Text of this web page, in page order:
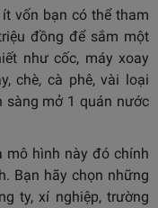
vốn bạn có thể tham
đồng để sắm một
như cốc, máy xoay
chè, cà phê, vài loại
sàng mở 1 quán nước
mô hình này đó chính
Bạn hãy chọn những
ty, xí nghiệp, trường